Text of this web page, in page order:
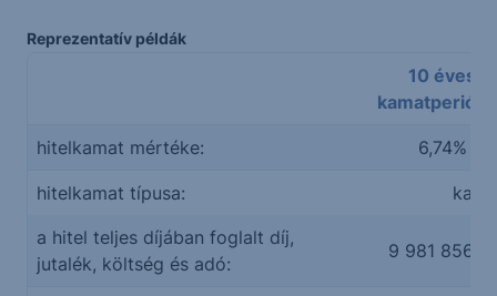
Reprezentatív példák
10 éves
hitelkamat mértéke: 6,74%
hitelkamat típusa:
a hitel teljes díjában foglalt díj,
jutalék, költség és adó:
9 981 856 Ft